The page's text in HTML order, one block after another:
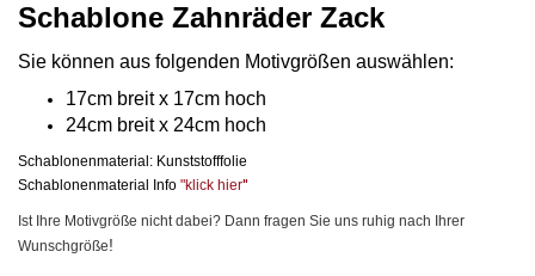
Schablone Zahnräder Zack
Sie können aus folgenden Motivgrößen auswählen:
17cm breit x 17cm hoch
24cm breit x 24cm hoch
Schablonenmaterial: Kunststofffolie
Schablonenmaterial Info "klick hier"
Ist Ihre Motivgröße nicht dabei? Dann fragen Sie uns ruhig nach Ihrer
Wunschgröße!